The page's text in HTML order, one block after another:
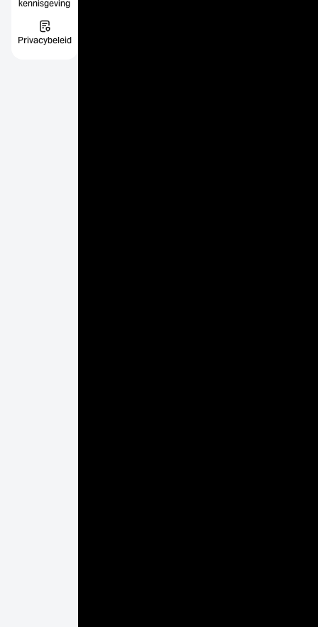
kennisgeving
Privacybeleid